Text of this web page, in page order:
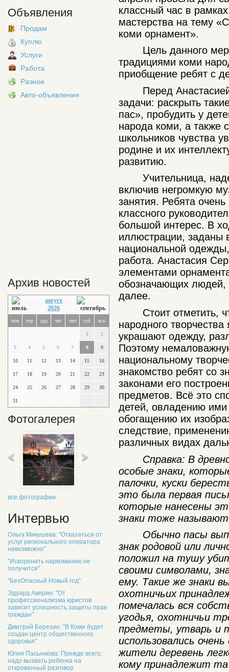
Объявления
Продам
Куплю
Услуги
Работа
Разное
Авто-объявления
Архив новостей
август
2026
пон втр срд чет пят суб вск
1 2
3 4 5 6 7 8 9
10 11 12 13 14 15 16
17 18 19 20 21 22 23
24 25 26 27 28 29 30
31
Фотогалерея
все фотографии
Интервью
Ольга Микушева: "Отказаться от
услуг регионального оператора
невозможно"
"Искоренить наркоманию не
получится"
"БезОпасный Новый год"
Эдуард Аверин: "От
профессионализма юристов
зависит успешность защиты прав
граждан"
Дмитрий Березин: "В Коми будет
создан центр общественного
здоровья"
Юлия Пасынкова: Прежде всего,
надо вызвать ребенка на
откровенный разговор
классный час в
мастерства на тему
коми орнамент».
Цель данного
традициями коми
приобщение ребят с
Перед
задачи: раскрыть
пас», пробудить у
народа коми, а также
школьников чувства
родине и их интеллек
развитию.
Учительница,
включив негромкую
занятия. Ребята
классного
большой интерес. В
иллюстрации, заданы
национальной
работа. Анастасия
элементами
обозначающих людей,
далее.
Стоит отметить,
народного
украшают одежду,
Поэтому
национальному
знакомство ребят со
законами его
предметов. Всё это
детей, овладению ими
обогащению их
следствие,
различных видах
Справка: В
особые знаки,
палочки, куски
это была первая
которые нанесены
знаки тоже
Обычно пасы
знак родовой или
положил на тушу
своими символами,
ему. Такие же знаки
охотничьих
помечалась вся
угодья, охотничьи
предметы, утварь и
использовались
жители деревень
кому принадлежит